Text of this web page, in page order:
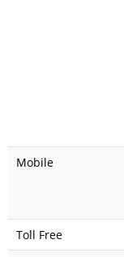
Mobile
Toll Free